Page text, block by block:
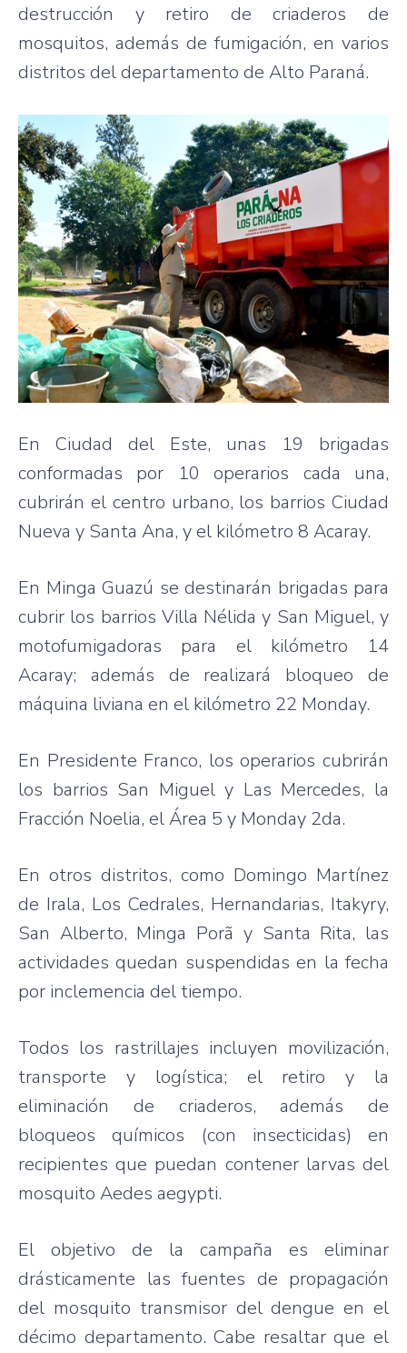
destrucción y retiro de criaderos de
mosquitos, además de fumigación, en varios
distritos del departamento de Alto Paraná.
En Ciudad del Este, unas 19 brigadas
conformadas por 10 operarios cada una,
cubrirán el centro urbano, los barrios Ciudad
Nueva y Santa Ana, y el kilómetro 8 Acaray.
En Minga Guazú se destinarán brigadas para
cubrir los barrios Villa Nélida y San Miguel, y
motofumigadoras para el kilómetro 14
Acaray; además de realizará bloqueo de
máquina liviana en el kilómetro 22 Monday.
En Presidente Franco, los operarios cubrirán
los barrios San Miguel y Las Mercedes, la
Fracción Noelia, el Área 5 y Monday 2da.
En otros distritos, como Domingo Martínez
de Irala, Los Cedrales, Hernandarias, Itakyry,
San Alberto, Minga Porã y Santa Rita, las
actividades quedan suspendidas en la fecha
por inclemencia del tiempo.
Todos los rastrillajes incluyen movilización,
transporte y logística; el retiro y la
eliminación de criaderos, además de
bloqueos químicos (con insecticidas) en
recipientes que puedan contener larvas del
mosquito Aedes aegypti.
El objetivo de la campaña es eliminar
drásticamente las fuentes de propagación
del mosquito transmisor del dengue en el
décimo departamento. Cabe resaltar que el